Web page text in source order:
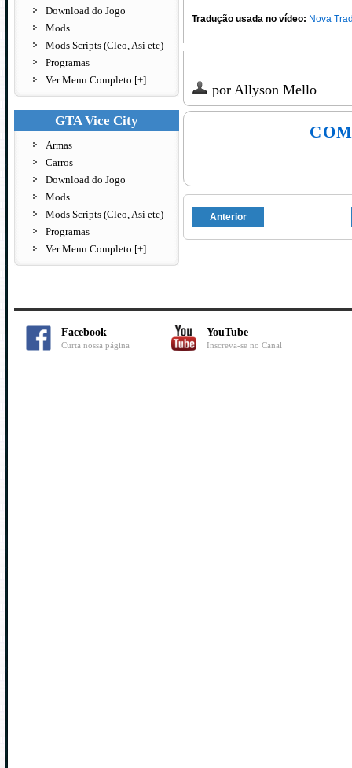
Download do Jogo
Mods
Mods Scripts (Cleo, Asi etc)
Programas
Ver Menu Completo [+]
GTA Vice City
Armas
Carros
Download do Jogo
Mods
Mods Scripts (Cleo, Asi etc)
Programas
Ver Menu Completo [+]
Tradução usada no vídeo: Nova
por Allyson Mello
Anterior
Facebook
Curta nossa página
YouTube
Inscreva-se no Canal